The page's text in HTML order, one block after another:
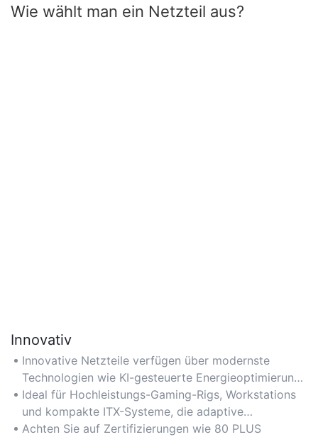
Wie wählt man ein Netzteil aus?
Innovativ
Innovative Netzteile verfügen über modernste
Technologien wie KI-gesteuerte Energieoptimierung
und modulares Kabelmanagement für eine nahtlose
Integration in moderne PC-Builds.
Ideal für Hochleistungs-Gaming-Rigs, Workstations
und kompakte ITX-Systeme, die adaptive
Stromversorgungslösungen erfordern.
Achten Sie auf Zertifizierungen wie 80 PLUS